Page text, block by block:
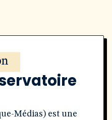
Médias) est une